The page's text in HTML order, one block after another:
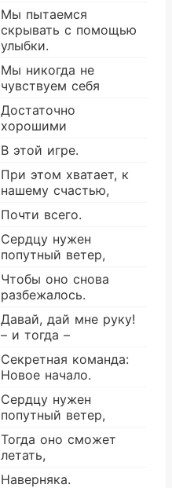
Мы пытаемся
скрывать с помощью
улыбки.
Мы никогда не
чувствуем себя
Достаточно
хорошими
В этой игре.
При этом хватает, к
нашему счастью,
Почти всего.
Сердцу нужен
попутный ветер,
Чтобы оно снова
разбежалось.
Давай, дай мне руку!
– и тогда –
Секретная команда:
Новое начало.
Сердцу нужен
попутный ветер,
Тогда оно сможет
летать,
Наверняка.